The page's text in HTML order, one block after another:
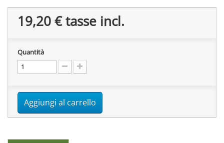
19,20 €tasse incl.
Quantità
Aggiungi al carrello